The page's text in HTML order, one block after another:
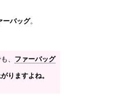
ーバッグ。
、 ファーバッグ
りますよね。